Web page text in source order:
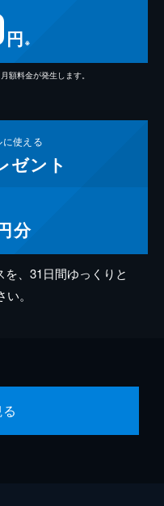
円 ※
額料金が発生します。
使える
ゼント
分
、31日間ゆっくりと
。